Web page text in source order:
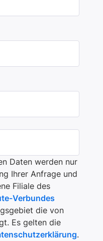
Daten werden nur
Ihrer Anfrage und
Filiale des
Verbundes
die von
Es gelten die
.